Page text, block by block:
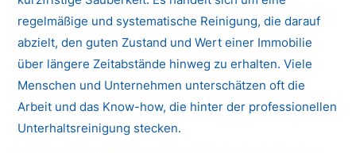
regelmäßige und systematische Reinigung, die darauf
abzielt, den guten Zustand und Wert einer Immobilie
über längere Zeitabstände hinweg zu erhalten. Viele
Menschen und Unternehmen unterschätzen oft die
Arbeit und das Know-how, die hinter der professionellen
Unterhaltsreinigung stecken.